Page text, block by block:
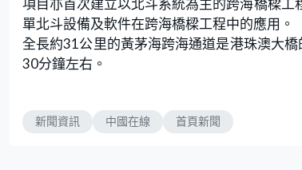
單北斗設備及軟件在跨海橋樑工程中的應用。
全長約31公里的黃茅海跨海通道是港珠澳大
30分鐘左右。
新聞資訊 中國在線 首頁新聞